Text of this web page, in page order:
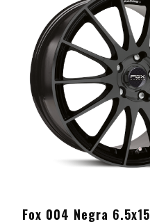
Fox 004 Negra 6.5x15